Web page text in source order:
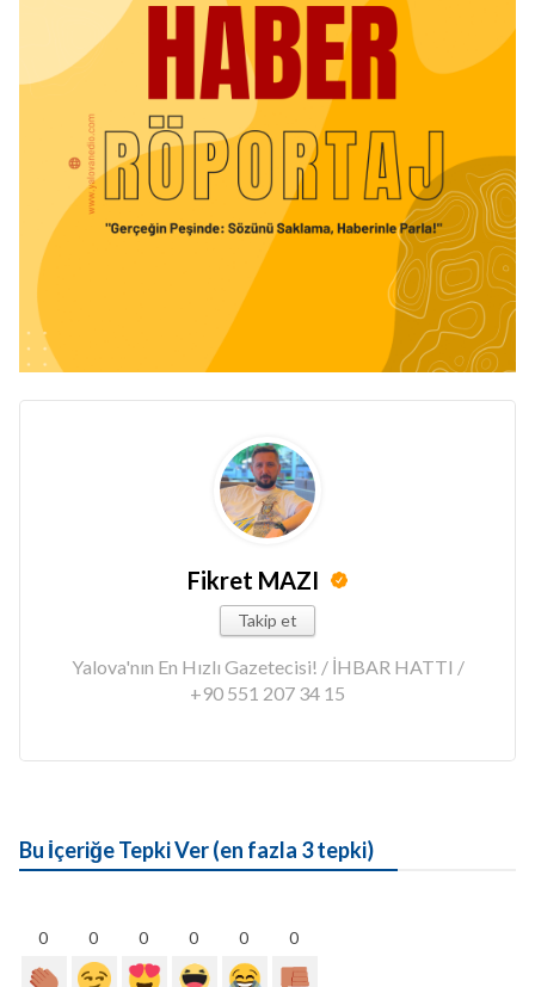
Fikret MAZI
Takip et
Yalova'nın En Hızlı Gazetecisi! / İHBAR HATTI /
+90 551 207 34 15
Bu İçeriğe Tepki Ver (en fazla 3 tepki)
0 0 0 0 0 0